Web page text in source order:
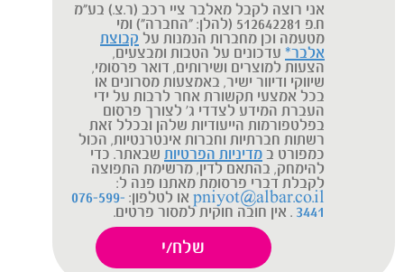
אני רוצה לקבל מאלבר ציי רכב (ר.צ.) בע"מ
ח.פ 512642281 (להלן: "החברה") ומי
מטעמה וכן מחברות הנמנות על קבוצת
אלבר* עדכונים על הטבות ומבצעים,
הצעות למוצרים ושירותים, דואר פרסומי,
שיווקי ודיוור ישיר, באמצעות מסרונים או
בכל אמצעי תקשורת אחר לרבות על ידי
העברת המידע לצדדי ג' לצורך פרסום
בפלטפורמות הייעודיות שלהן ובכלל זאת
רשתות חברתיות וחברות אינטרנטיות, הכול
כמפורט ב מדיניות הפרטיות שבאתר. כדי
להימחק, בהתאם לדין, מרשימת התפוצה
לקבלת דברי פרסומת מאתנו פנה ל:
pniyot@albar.co.il או לטלפון: 076-599-
3441 . אין חובה חוקית למסור פרטים.